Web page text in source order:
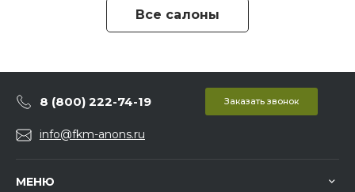
Все салоны
8 (800) 222-74-19 Заказать звонок
info@fkm-anons.ru
МЕНЮ